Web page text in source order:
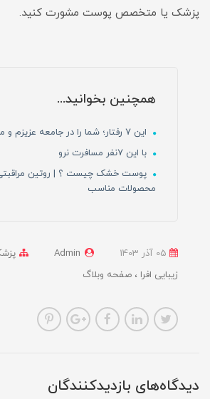
پزشک یا متخصص پوست مشورت کنید.
همچنین بخوانید...
این ۷ رفتار؛ شما را در جامعه عزیزم و محترم می کند!
با این 7نفر مسافرت نرو
پوست خشک چیست ؟ | روتین
محصولات مناسب
Admin
زیبایی افرا
صفحه وبلاگ
دیدگاه‌های بازدیدکنندگان